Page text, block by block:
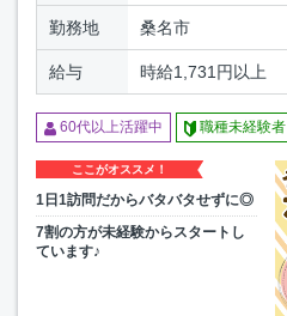
勤務地 桑名市
給与 時給1,731円以上
60代以上活躍中 職種未経験者
ここがオススメ！
1日1訪問だからバタバタせずに◎
7割の方が未経験からスタートし
ています♪